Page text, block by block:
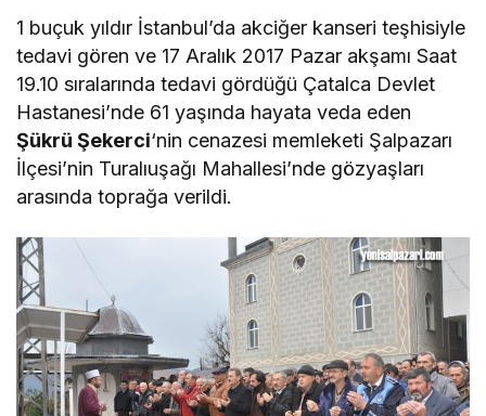
1 buçuk yıldır İstanbul’da akciğer kanseri teşhisiyle
tedavi gören ve 17 Aralık 2017 Pazar akşamı Saat
19.10 sıralarında tedavi gördüğü Çatalca Devlet
Hastanesi’nde 61 yaşında hayata veda eden
Şükrü Şekerci‘nin cenazesi memleketi Şalpazarı
İlçesi’nin Turalıuşağı Mahallesi’nde gözyaşları
arasında toprağa verildi.